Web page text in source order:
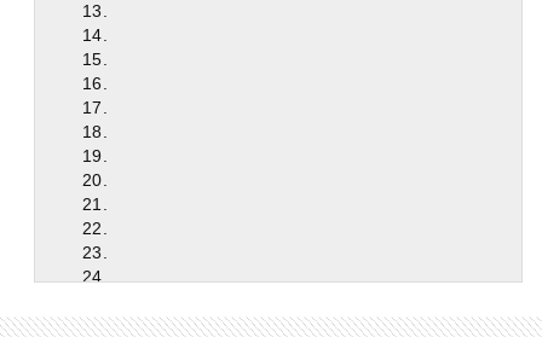
13.
14.
15.
16.
17.
18.
19.
20.
21.
22.
23.
24.
26.